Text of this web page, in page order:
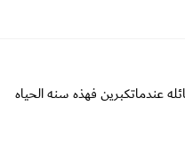
عندماتكبرين فهذه سنه الحياه